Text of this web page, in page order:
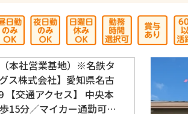
本社営業基地）※名鉄タ
ス株式会社】愛知県名古
【交通アクセス】 中央本
15分／マイカー通勤可…